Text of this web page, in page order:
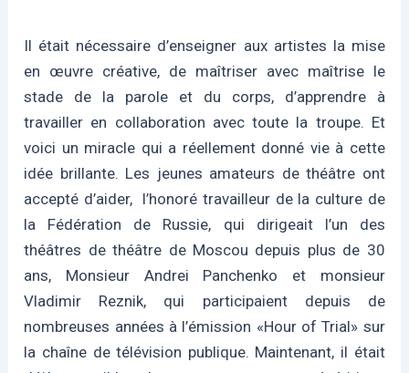
Il était nécessaire d’enseigner aux artistes la mise
en œuvre créative, de maîtriser avec maîtrise le
stade de la parole et du corps, d’apprendre à
travailler en collaboration avec toute la troupe. Et
voici un miracle qui a réellement donné vie à cette
idée brillante. Les jeunes amateurs de théâtre ont
accepté d’aider, l’honoré travailleur de la culture de
la Fédération de Russie, qui dirigeait l’un des
théâtres de théâtre de Moscou depuis plus de 30
ans, Monsieur Andrei Panchenko et monsieur
Vladimir Reznik, qui participaient depuis de
nombreuses années à l’émission «Hour of Trial» sur
la chaîne de télévision publique. Maintenant, il était